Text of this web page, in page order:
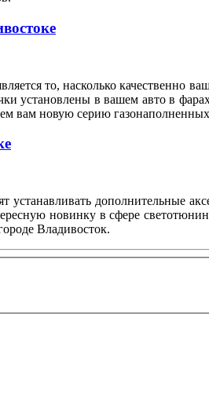
то, насколько качественно
установлены в вашем авто в
вам новую серию
дополнительные
новинку в сфере
Владивосток.